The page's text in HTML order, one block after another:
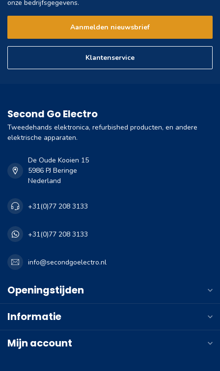
onze bedrijfsgegevens.
Aanmelden nieuwsbrief
Klantenservice
Second Go Electro
Tweedehands elektronica, refurbished producten, en andere
elektrische apparaten.
De Oude Kooien 15
5986 PJ Beringe
Nederland
+31(0)77 208 3133
+31(0)77 208 3133
info@secondgoelectro.nl
Openingstijden
Informatie
Mijn account